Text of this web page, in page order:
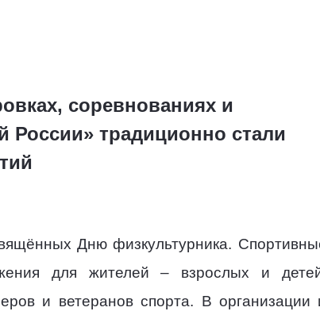
соревнованиях и
России» традиционно стали
Дню физкультурника.
для жителей – взрослых и
и ветеранов спорта. В организации